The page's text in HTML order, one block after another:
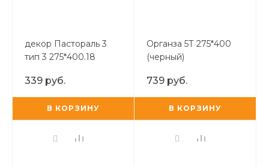
декор Пастораль 3
тип 3 275*400.18
339 руб.
В КОРЗИНУ
Органза 5Т 275*400
(черный)
739 руб.
В КОРЗИНУ